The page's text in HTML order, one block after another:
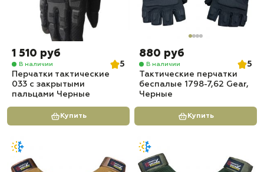
1 510 руб
В наличии
5
Перчатки тактические
033 с закрытыми
пальцами Черные
Купить
880 руб
В наличии
5
Тактические перчатки
беспалые 1798-7,62 Gear,
Черные
Купить